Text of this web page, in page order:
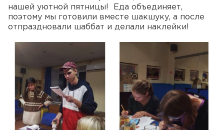
нашей уютной пятницы! Еда объединяет,
поэтому мы готовили вместе шакшуку, а после
отпраздновали шаббат и делали наклейки!